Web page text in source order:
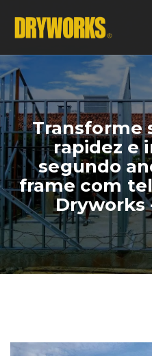
Transforme
rapidez e
segundo
frame com
Dryworks